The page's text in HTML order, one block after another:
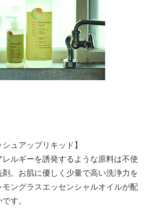
ュアップリキッド】
ルギーを誘発するような原料は不使
。お肌に優しく少量で高い洗浄力を
ングラスエッセンシャルオイルが配
す。